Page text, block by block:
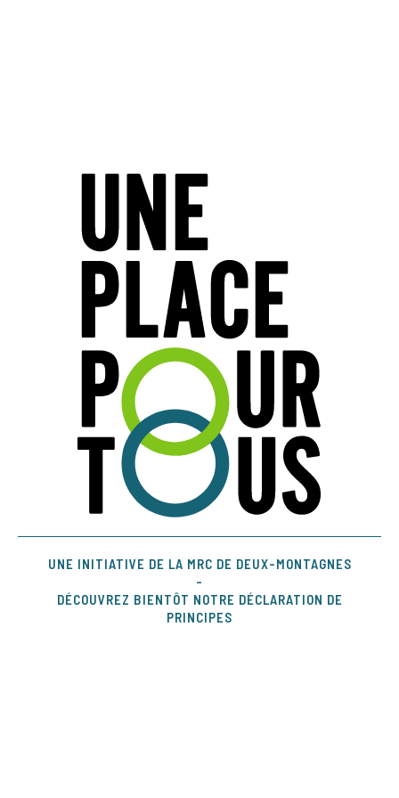
UNE INITIATIVE DE LA MRC DE DEUX-MONTAGNES
-
DÉCOUVREZ BIENTÔT NOTRE DÉCLARATION DE
PRINCIPES